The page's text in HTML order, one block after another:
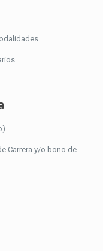
Carrera y/o bono de